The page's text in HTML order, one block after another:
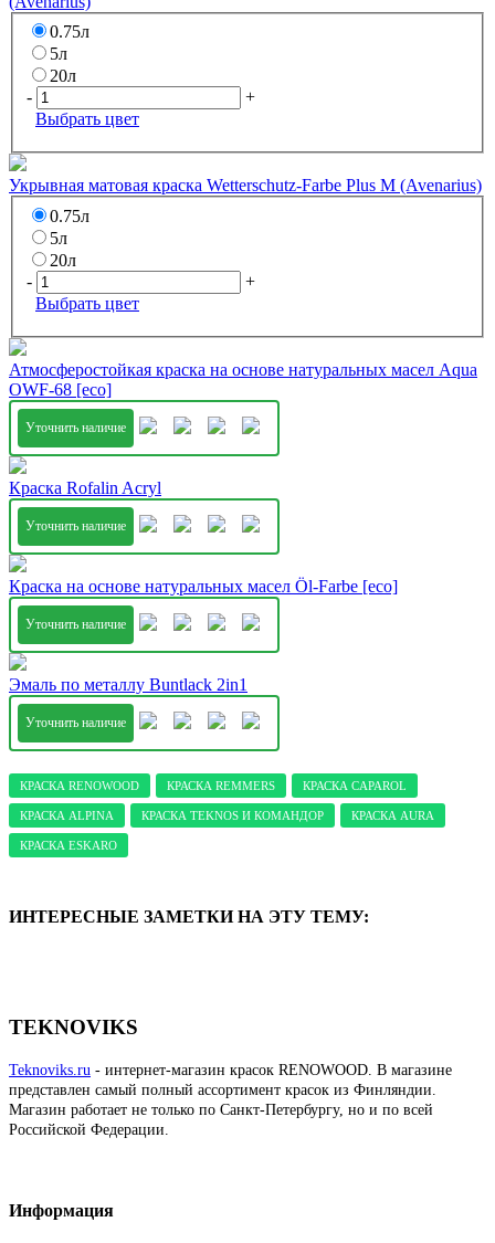
0.75л
5л
20л
-
+
Выбрать цвет
Укрывная матовая краска Wetterschutz-Farbe Plus M (Avenarius)
0.75л
5л
20л
-
+
Выбрать цвет
Атмосферостойкая краска на основе натуральных масел Aqua
OWF-68 [eco]
Уточнить наличие
Краска Rofalin Acryl
Уточнить наличие
Краска на основе натуральных масел Öl-Farbe [eco]
Уточнить наличие
Эмаль по металлу Buntlack 2in1
Уточнить наличие
КРАСКА RENOWOOD КРАСКА REMMERS КРАСКА CAPAROL
КРАСКА ALPINA КРАСКА TEKNOS И КОМАНДОР КРАСКА AURA
КРАСКА ESKARO
ИНТЕРЕСНЫЕ ЗАМЕТКИ НА ЭТУ ТЕМУ:
TEKNOVIKS
Teknoviks.ru - интернет-магазин красок RENOWOOD. В магазине
представлен самый полный ассортимент красок из Финляндии.
Магазин работает не только по Санкт-Петербургу, но и по всей
Российской Федерации.
Информация